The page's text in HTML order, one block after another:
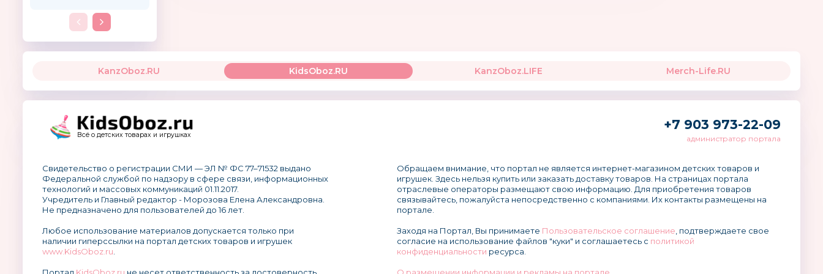
KanzOboz.RU KidsOboz.RU KanzOboz.LIFE Merch-Life.RU
Всё о детских товарах и игрушках
+7 903 973-22-09
администратор портала
Свидетельство о регистрации СМИ — ЭЛ № ФС 77–71532 выдано
Федеральной службой по надзору в сфере связи, информационных
технологий и массовых коммуникаций 01.11.2017.
Учредитель и Главный редактор - Морозова Елена Александровна.
Не предназначено для пользователей до 16 лет.
Любое использование материалов допускается только при
наличии гиперссылки на портал детских товаров и игрушек
www.KidsOboz.ru
Обращаем внимание, что портал не является интернет-магазином детских товаров и
игрушек. Здесь нельзя купить или заказать доставку товаров. На страницах портала
отраслевые операторы размещают свою информацию. Для приобретения товаров
связывайтесь, пожалуйста непосредственно с компаниями. Их контакты размещены на
портале.
Заходя на Портал, Вы принимаете Пользовательское соглашение , подтверждаете свое
согласие на использование файлов "куки" и соглашаетесь с политикой
конфиденциальности ресурса.